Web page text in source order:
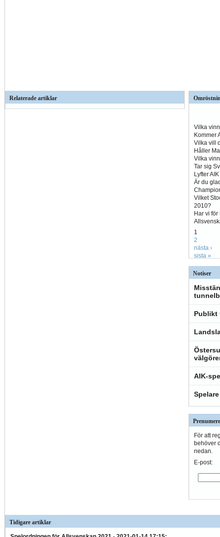
Relaterade artiklar
Vilka
Kommer
Vilka vill
Håller
Vilka
Tar sig
Lyfter
Är du
Vilket
2010?
Har vi
1
2
nästa ›
sista »
Notiser
Publikt
AIK-
För att
behöver
nedan.
E-post:
Tidigare artiklar